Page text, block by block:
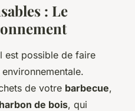
: Le
est possible de faire
de votre barbecue,
de bois, qui